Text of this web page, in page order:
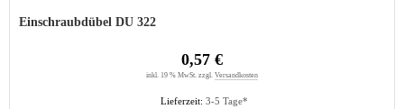
Einschraubdübel DU 322
Lieferzeit: 3-5 Tage*
0,57 €
inkl. 19 % MwSt. zzgl. Versandkosten